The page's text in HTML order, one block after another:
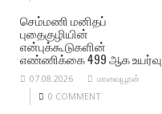
செம்மணி மனிதப்
புதைகுழியின்
என்புக்கூடுகளின்
எண்ணிக்கை 499 ஆக உயர்வு
07.08.2026
மாவையூரன்
0 COMMENT